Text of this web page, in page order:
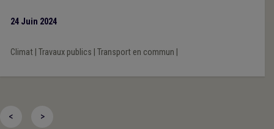
24 Juin 2024
Climat| Travaux publics Transport en commun
< >